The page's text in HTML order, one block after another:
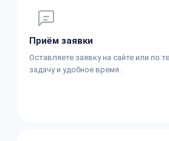
Приём заявки
Оставляете заявку на сайте или по
задачу и удобное время.